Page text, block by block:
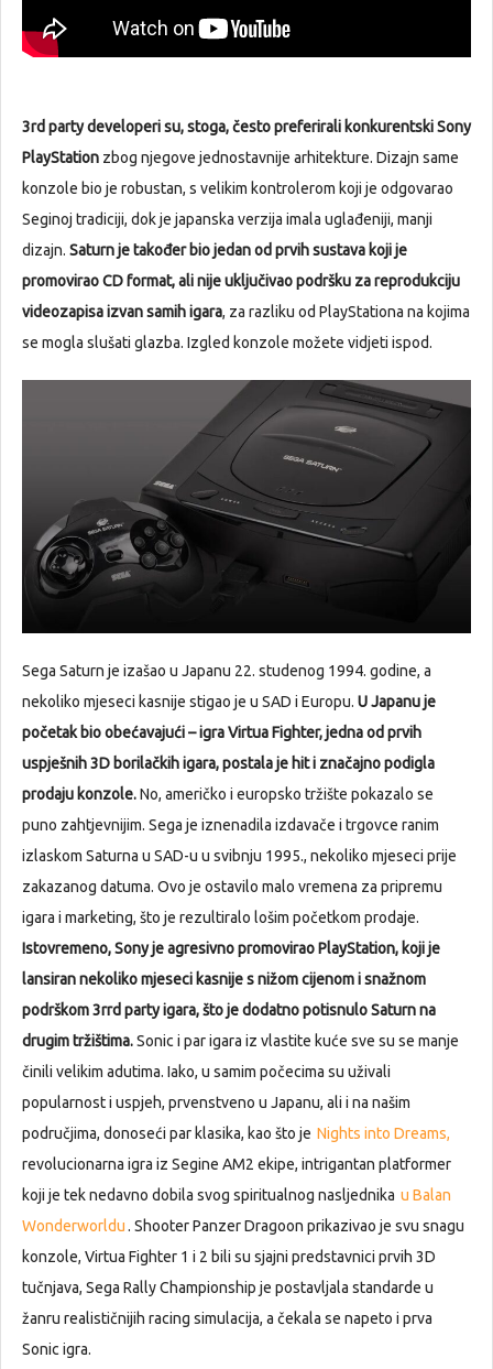
3rd party developeri su, stoga, često preferirali konkurentski Sony
PlayStation zbog njegove jednostavnije arhitekture. Dizajn same
konzole bio je robustan, s velikim kontrolerom koji je odgovarao
Seginoj tradiciji, dok je japanska verzija imala uglađeniji, manji
dizajn. Saturn je također bio jedan od prvih sustava koji je
promovirao CD format, ali nije uključivao podršku za reprodukciju
videozapisa izvan samih igara, za razliku od PlayStationa na kojima
se mogla slušati glazba. Izgled konzole možete vidjeti ispod.
Sega Saturn je izašao u Japanu 22. studenog 1994. godine, a
nekoliko mjeseci kasnije stigao je u SAD i Europu. U Japanu je
početak bio obećavajući – igra Virtua Fighter, jedna od prvih
uspješnih 3D borilačkih igara, postala je hit i značajno podigla
prodaju konzole.No, američko i europsko tržište pokazalo se
puno zahtjevnijim. Sega je iznenadila izdavače i trgovce ranim
izlaskom Saturna u SAD-u u svibnju 1995., nekoliko mjeseci prije
zakazanog datuma. Ovo je ostavilo malo vremena za pripremu
igara i marketing, što je rezultiralo lošim početkom prodaje.
Istovremeno, Sony je agresivno promovirao PlayStation, koji je
lansiran nekoliko mjeseci kasnije s nižom cijenom i snažnom
podrškom 3rrd party igara, što je dodatno potisnulo Saturn na
drugim tržištima.Sonic i par igara iz vlastite kuće sve su se manje
činili velikim adutima. Iako, u samim počecima su uživali
popularnost i uspjeh, prvenstveno u Japanu, ali i na našim
područjima, donoseći par klasika, kao što je Nights into Dreams,
revolucionarna igra iz Segine AM2 ekipe, intrigantan platformer
koji je tek nedavno dobila svog spiritualnog nasljednika u Balan
Wonderworldu. Shooter Panzer Dragoon prikazivao je svu snagu
konzole, Virtua Fighter 1 i 2 bili su sjajni predstavnici prvih 3D
tučnjava, Sega Rally Championship je postavljala standarde u
žanru realističnijih racing simulacija, a čekala se napeto i prva
Sonic igra.